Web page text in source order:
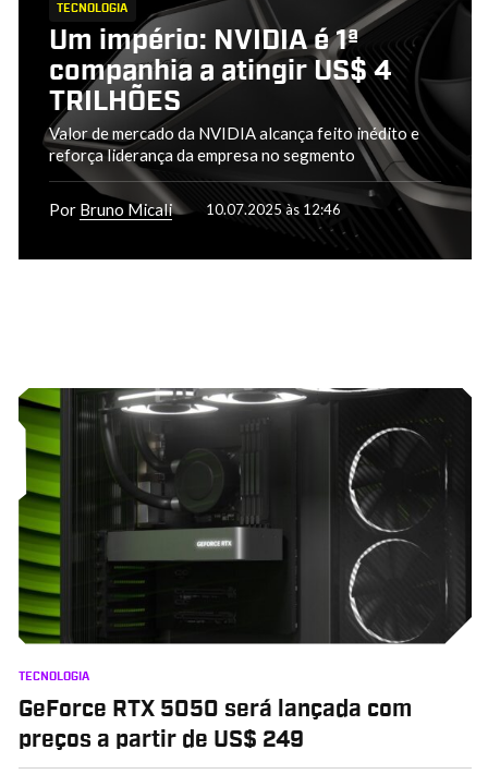
TECNOLOGIA
Um império: NVIDIA é 1ª
companhia a atingir US$ 4
TRILHÕES
Valor de mercado da NVIDIA alcança feito inédito e
reforça liderança da empresa no segmento
Por Bruno Micali 10.07.2025 às 12:46
TECNOLOGIA
GeForce RTX 5050 será lançada com
preços a partir de US$ 249